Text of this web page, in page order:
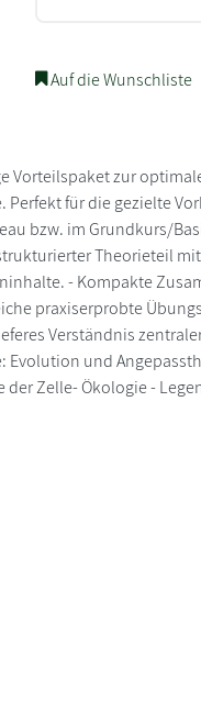
Auf die Wunschliste
Vorteilspaket zur
für die gezielte
bzw. im Grundkurs/
Theorieteil
- Kompakte
praxiserprobte
Verständnis
und
Zelle- Ökologie -